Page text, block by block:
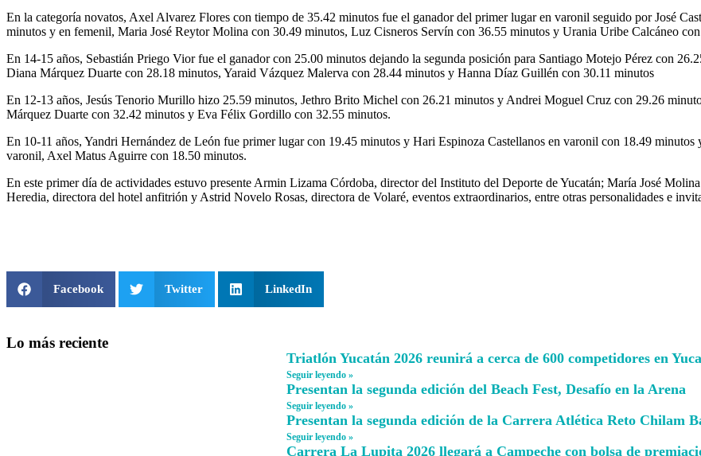
En la categoría novatos, Axel Alvarez Flores con tiempo de 35.42 minutos fue el ganador del primer lugar en varonil seguido por José
minutos y en femenil, Maria José Reytor Molina con 30.49 minutos, Luz Cisneros Servín con 36.55 minutos y Urania Uribe Calcáneo
En 14-15 años, Sebastián Priego Vior fue el ganador con 25.00 minutos dejando la segunda posición para Santiago Motejo Pérez con
Diana Márquez Duarte con 28.18 minutos, Yaraid Vázquez Malerva con 28.44 minutos y Hanna Díaz Guillén con 30.11 minutos
En 12-13 años, Jesús Tenorio Murillo hizo 25.59 minutos, Jethro Brito Michel con 26.21 minutos y Andrei Moguel Cruz con 29.26
Márquez Duarte con 32.42 minutos y Eva Félix Gordillo con 32.55 minutos.
En 10-11 años, Yandri Hernández de León fue primer lugar con 19.45 minutos y Hari Espinoza Castellanos en varonil con 18.49
varonil, Axel Matus Aguirre con 18.50 minutos.
En este primer día de actividades estuvo presente Armin Lizama Córdoba, director del Instituto del Deporte de Yucatán; María José
Heredia, directora del hotel anfitrión y Astrid Novelo Rosas, directora de Volaré, eventos extraordinarios, entre otras personalidades e
Facebook Twitter LinkedIn
Lo más reciente
Triatlón Yucatán 2026 reunirá a cerca de 600 competidores en
Seguir leyendo »
Presentan la segunda edición del Beach Fest, Desafío en la Arena
Seguir leyendo »
Presentan la segunda edición de la Carrera Atlética Reto Chilam
Seguir leyendo »
Carrera La Lupita 2026 llegará a Campeche con bolsa de